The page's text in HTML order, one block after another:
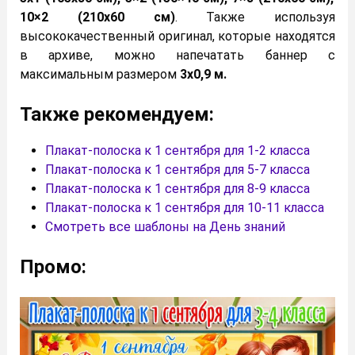
10×2 (210х60 см). Также используя
высококачественный оригинал, которые находятся
в архиве, можно напечатать баннер с
максимальным размером 3х0,9 м.
Также рекомендуем:
Плакат-полоска к 1 сентября для 1-2 класса
Плакат-полоска к 1 сентября для 5-7 класса
Плакат-полоска к 1 сентября для 8-9 класса
Плакат-полоска к 1 сентября для 10-11 класса
Смотреть все шаблоны на День знаний
Промо: